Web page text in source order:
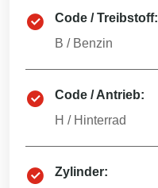
Code / Treibstoff:
B / Benzin
Code / Antrieb:
H / Hinterrad
Zylinder: